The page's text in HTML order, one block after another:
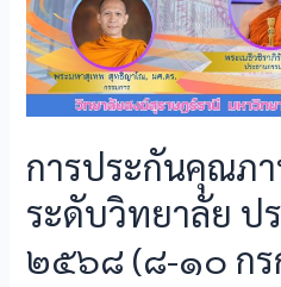
การประกันคุณภ
ระดับวิทยาลัย ป
๒๕๖๘ (๘-๑๐ ก